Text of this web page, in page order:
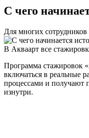
С чего
Для многих сотрудников
В Акваарт все
Программа стажировок
включаться в реальные
процессами и получают
изнутри.